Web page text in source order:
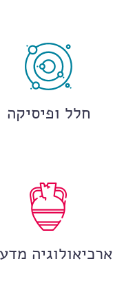
חלל ופיסיקה
ארכיאולוגיה